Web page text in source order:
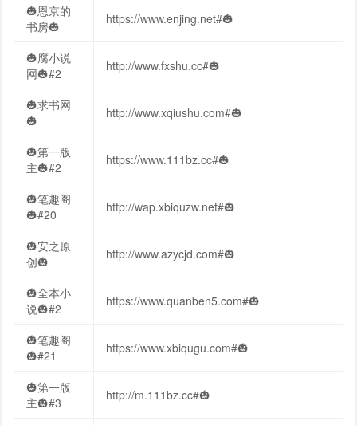
🎃恩京的
书房🎃
https://www.enjing.net#🎃
🎃腐小说
网🎃#2
http://www.fxshu.cc#🎃
🎃求书网
🎃
http://www.xqiushu.com#🎃
🎃第一版
主🎃#2
https://www.111bz.cc#🎃
🎃笔趣阁
🎃#20
http://wap.xbiquzw.net#🎃
🎃安之原
创🎃
http://www.azycjd.com#🎃
🎃全本小
说🎃#2
https://www.quanben5.com#🎃
🎃笔趣阁
🎃#21
https://www.xbiqugu.com#🎃
🎃第一版
主🎃#3
http://m.111bz.cc#🎃